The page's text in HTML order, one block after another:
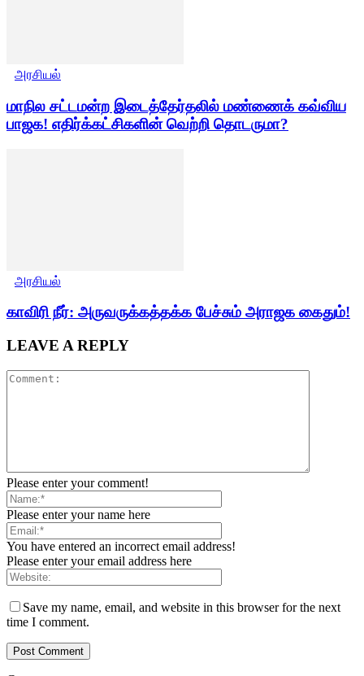
அரசியல்
மாநில சட்டமன்ற இடைத்தேர்தலில் மண்ணைக் கவ்விய
பாஜக! எதிர்க்கட்சிகளின் வெற்றி தொடருமா?
அரசியல்
காவிரி நீர்: அருவருக்கத்தக்க பேச்சும் அராஜக கைதும்!
LEAVE A REPLY
Please enter your comment!
Please enter your name here
You have entered an incorrect email address!
Please enter your email address here
Save my name, email, and website in this browser for the next
time I comment.